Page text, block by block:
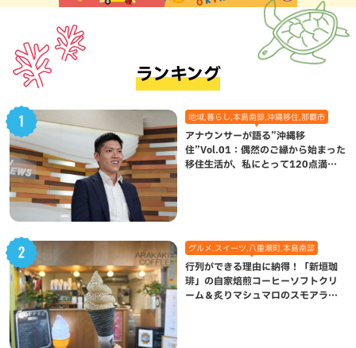
ランキング
地域,暮らし,本島南部,沖縄移住,那覇市
アナウンサーが語る”沖縄移
住”Vol.01：偶然のご縁から始まった
移住生活が、私にとって120点満点
グルメ,スイーツ,八重瀬町,本島南部
行列ができる理由に納得！「新垣珈
琲」の自家焙煎コーヒーソフトクリ
ーム＆炙りマシュマロのスモアラテ